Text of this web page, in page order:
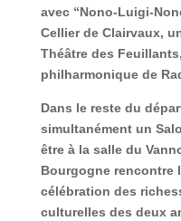
avec “Nono-Luigi-
Cellier de Clairvaux,
Théâtre des
philharmonique de
Dans le reste du
simultanément un
être à la salle du
Bourgogne rencontre
célébration des
culturelles des deux